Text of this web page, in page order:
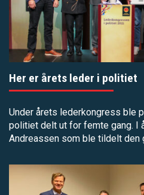
Her er årets leder i politiet
Under årets lederkongress ble
politiet delt ut for femte gang. I
Andreassen som ble tildelt den